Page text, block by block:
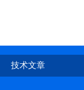
技术文章